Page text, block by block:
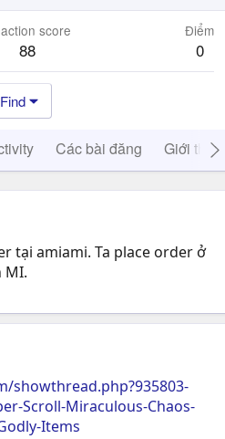
score
88
Điểm
0
Find
Các bài đăng Giới thiệu
tại amiami. Ta place order ở
MI.
showthread.php?935803-
Scroll-Miraculous-Chaos-
Items